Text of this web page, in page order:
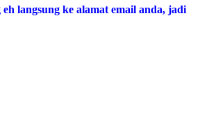
langsung ke alamat email anda, jadi